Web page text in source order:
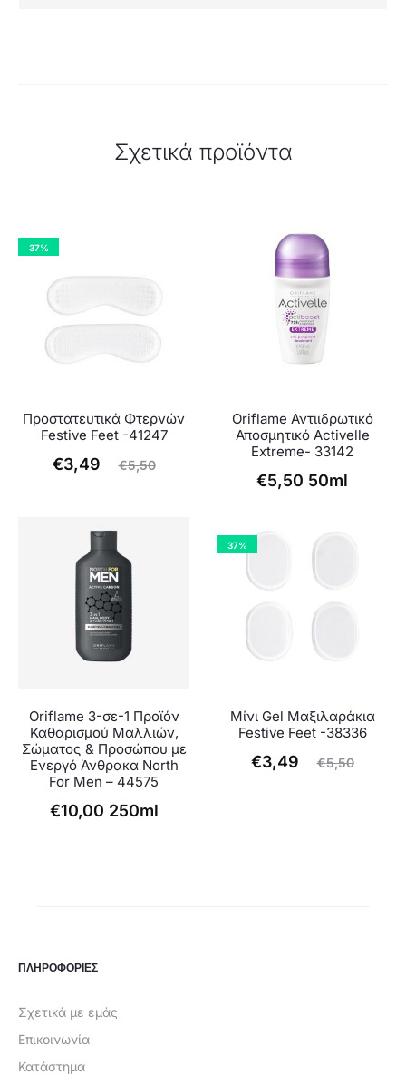
Σχετικά προϊόντα
37%
Προστατευτικά Φτερνών
Festive Feet -41247
€5,50
Original
€5,50.
€3,49
Η
Oriflame Αντιιδρωτικό
Αποσμητικό Activelle
Extreme- 33142
€5,50 50ml
Oriflame 3-σε-1 Προϊόν
Καθαρισμού Μαλλιών,
Σώματος & Προσώπου με
Ενεργό Άνθρακα North
For Men – 44575
€10,00 250ml
37%
Μίνι Gel Μαξιλαράκια
Festive Feet -38336
€5,50
Original
€3,49
Η
ΠΛΗΡΟΦΟΡΙΕΣ
Σχετικά με εμάς
Επικοινωνία
Κατάστημα